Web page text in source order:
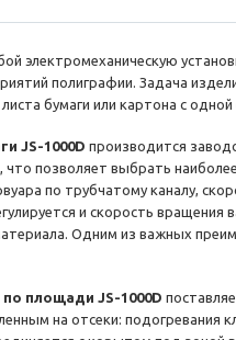
электромеханическую
полиграфии. Задача
бумаги или картона с
JS-1000D производится
что позволяет выбрать
по трубчатому каналу,
и скорость вращения
Одним из важных
площади JS-1000D
на отсеки: подогревания